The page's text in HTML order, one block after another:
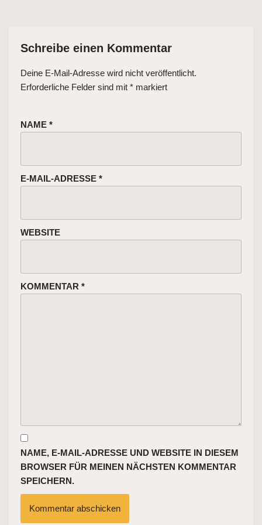
Schreibe einen Kommentar
Deine E-Mail-Adresse wird nicht veröffentlicht.
Erforderliche Felder sind mit * markiert
NAME *
E-MAIL-ADRESSE *
WEBSITE
KOMMENTAR *
NAME, E-MAIL-ADRESSE UND WEBSITE IN DIESEM
BROWSER FÜR MEINEN NÄCHSTEN KOMMENTAR
SPEICHERN.